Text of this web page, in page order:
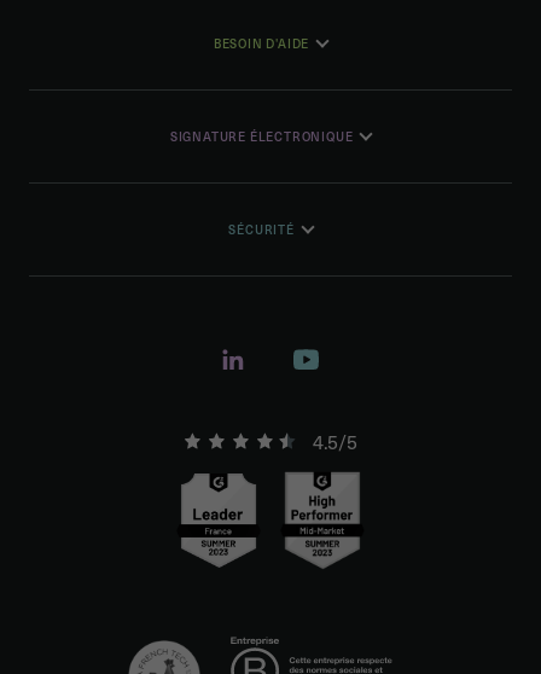
BESOIN D'AIDE
SIGNATURE ÉLECTRONIQUE
SÉCURITÉ
4.5/5